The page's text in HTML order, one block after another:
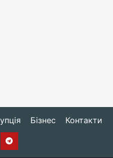
Бізнес Контакти
Telegram